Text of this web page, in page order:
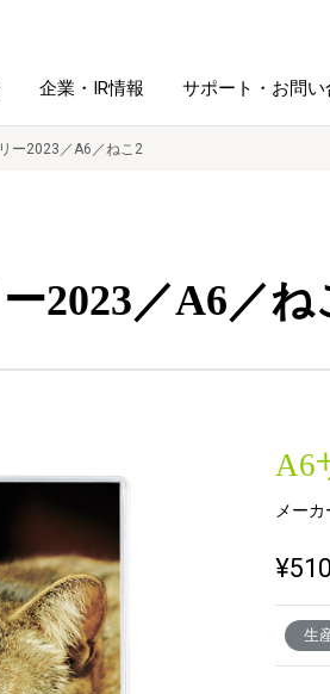
ファイル・
ホルダー用品
デジタル文具
ーション
企業・IR情報 サポート・お問い
ー2023／A6／ねこ2
2023／A6／ね
A6
メー
¥510
生